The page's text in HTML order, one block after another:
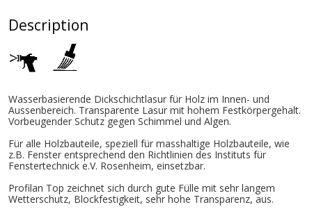
Description
Wasserbasierende Dickschichtlasur für Holz im Innen- und
Aussenbereich. Transparente Lasur mit hohem Festkörpergehalt.
Vorbeugender Schutz gegen Schimmel und Algen.
Für alle Holzbauteile, speziell für masshaltige Holzbauteile, wie
z.B. Fenster entsprechend den Richtlinien des Instituts für
Fenstertechnick e.V. Rosenheim, einsetzbar.
Profilan Top zeichnet sich durch gute Fülle mit sehr langem
Wetterschutz, Blockfestigkeit, sehr hohe Transparenz, aus.